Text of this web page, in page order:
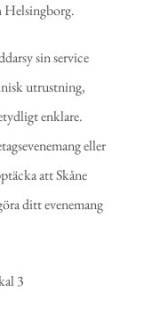
Helsingborg.
sin service
utrustning,
enklare.
eller
att Skåne
ditt evenemang